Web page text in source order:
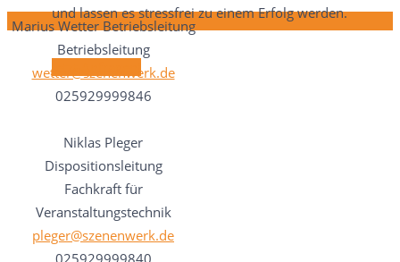
und lassen es stressfrei zu einem Erfolg werden.
Marius WetterBetriebsleitung
Betriebsleitung
wetter@szenenwerk.de
025929999846
Niklas Pleger
Dispositionsleitung
Fachkraft für
Veranstaltungstechnik
pleger@szenenwerk.de